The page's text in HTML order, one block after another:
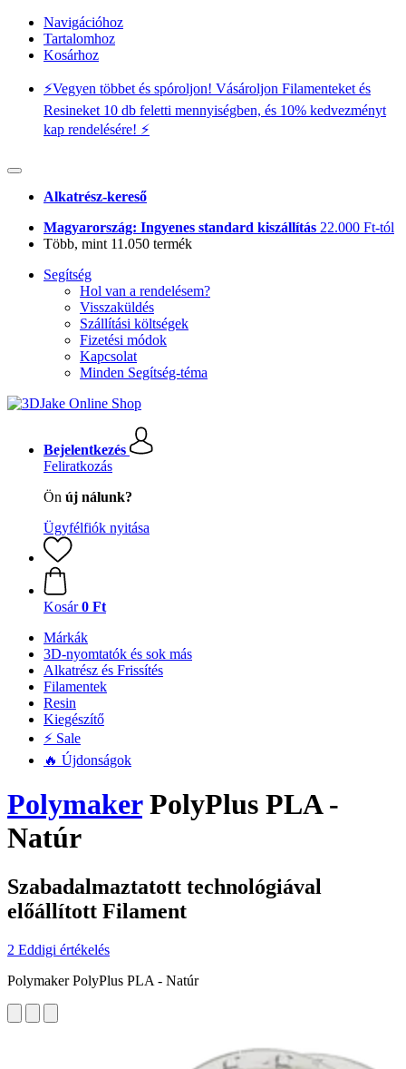
Navigációhoz
Tartalomhoz
Kosárhoz
⚡️Vegyen többet és spóroljon! Vásároljon Filamenteket és
Resineket 10 db feletti mennyiségben, és 10% kedvezményt
kap rendelésére! ⚡️
Alkatrész-kereső
Magyarország: Ingyenes standard kiszállítás 22.000 Ft-tól
Több, mint 11.050 termék
Segítség
Hol van a rendelésem?
Visszaküldés
Szállítási költségek
Fizetési módok
Kapcsolat
Minden Segítség-téma
Bejelentkezés
Feliratkozás
Ön új nálunk?
Ügyfélfiók nyitása
Kosár 0 Ft
Márkák
3D-nyomtatók és sok más
Alkatrész és Frissítés
Filamentek
Resin
Kiegészítő
⚡ Sale
🔥 Újdonságok
PolymakerPolyPlus PLA -
Natúr
Szabadalmaztatott technológiával
előállított Filament
2 Eddigi értékelés
Polymaker PolyPlus PLA - Natúr